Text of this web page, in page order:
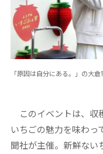
「原因は自分にある。」の大
このイベントは、収
いちごの魅力を味わっ
聞社が主催。新鮮ない